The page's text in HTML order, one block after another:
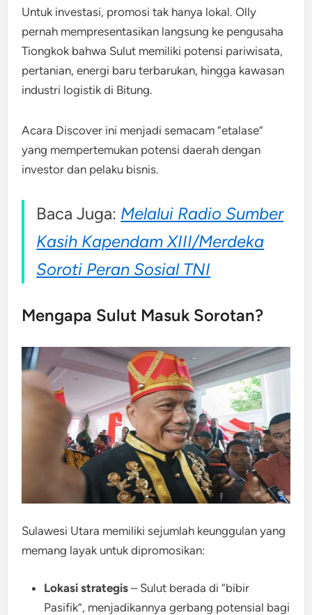
Untuk investasi, promosi tak hanya lokal. Olly
pernah mempresentasikan langsung ke pengusaha
Tiongkok bahwa Sulut memiliki potensi pariwisata,
pertanian, energi baru terbarukan, hingga kawasan
industri logistik di Bitung.
Acara Discover ini menjadi semacam “etalase”
yang mempertemukan potensi daerah dengan
investor dan pelaku bisnis.
Baca Juga: Melalui Radio Sumber
Kasih Kapendam XIII/Merdeka
Soroti Peran Sosial TNI
Mengapa Sulut Masuk Sorotan?
Sulawesi Utara memiliki sejumlah keunggulan yang
memang layak untuk dipromosikan:
Lokasi strategis – Sulut berada di “bibir
Pasifik”, menjadikannya gerbang potensial bagi